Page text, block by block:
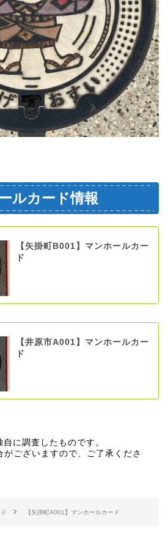
ルカード情報
【矢掛町B001】マンホールカー
ド
【井原市A001】マンホールカー
ド
に調査したものです。
ございますので、ご了承くださ
【矢掛町A001】マンホールカード